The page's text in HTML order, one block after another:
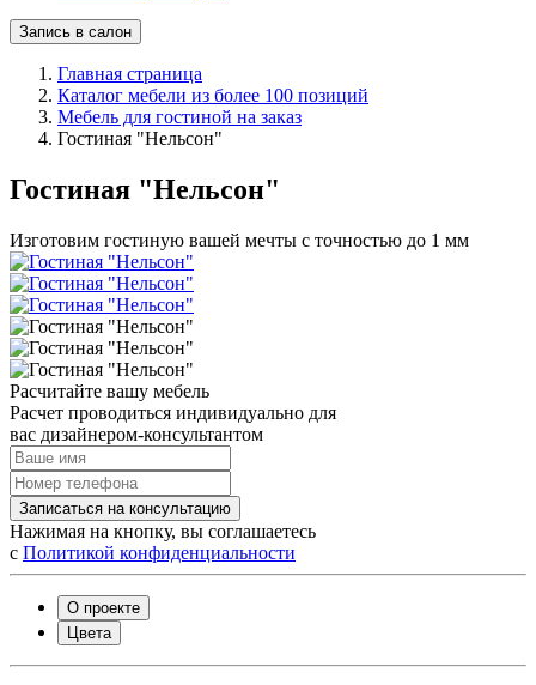
Запись в салон
Главная страница
Каталог мебели из более 100 позиций
Мебель для гостиной на заказ
Гостиная "Нельсон"
Гостиная "Нельсон"
Изготовим гостиную вашей мечты с точностью до 1 мм
Расчитайте вашу мебель
Расчет проводиться индивидуально для
вас дизайнером-консультантом
Записаться на консультацию
Нажимая на кнопку, вы соглашаетесь
с Политикой конфиденциальности
О проекте
Цвета